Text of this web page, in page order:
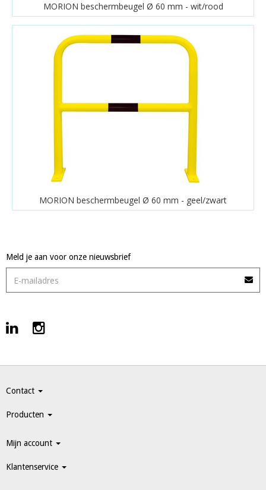
MORION beschermbeugel Ø 60 mm - wit/rood
MORION beschermbeugel Ø 60 mm - geel/zwart
Meld je aan voor onze nieuwsbrief
Contact
Producten
Mijn account
Klantenservice